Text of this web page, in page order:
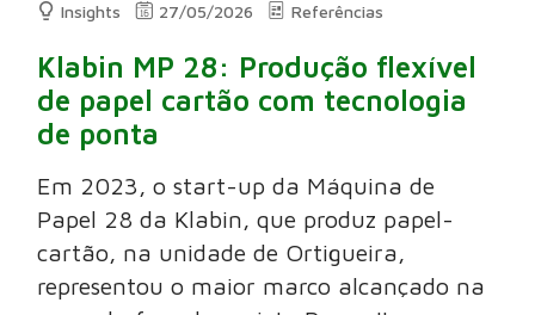
Insights 27/05/2026 Referências
Klabin MP 28: Produção flexível
de papel cartão com tecnologia
de ponta
Em 2023, o start-up da Máquina de
Papel 28 da Klabin, que produz papel-
cartão, na unidade de Ortigueira,
representou o maior marco alcançado na